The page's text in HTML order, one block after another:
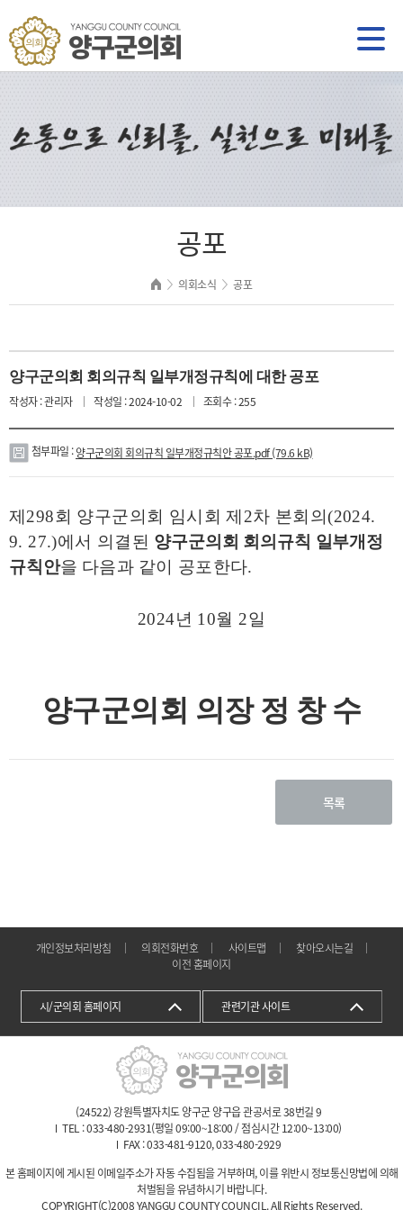
공포
의회소식 공포
양구군의회 회의규칙 일부개정규칙에 대한 공포
작성자 : 관리자 작성일 : 2024-10-02 조회수 : 255
스오
일
첨부파일 :양구군의회 회의규칙 일부개정규칙안 공포.pdf (79.6 kB)
제 298회 양구군의회 임시회 제 2차 본회의(2024.
9. 27.)에서 의결된 양구군의회 회의규칙 일부개정
규칙안을 다음과 같이 공포한다.
2024년 10월 2일
양구군의회 의장 정 창 수
목록
개인정보처리방침 의회전화번호 사이트맵
찾아오시는길
이전 홈페이지
시/군의회 홈페이지 관련기관 사이트
(24522) 강원특별자치도 양구군 양구읍 관공서로 38번길 9
TEL : 033-480-2931(평일 09:00~18:00 / 점심시간 12:00~13:00)
FAX : 033-481-9120, 033-480-2929
본 홈페이지에 게시된 이메일주소가 자동 수집됨을 거부하며, 이를 위반시 정보통신망법에 의해
처벌됨을 유념하시기 바랍니다.
COPYRIGHT(C)2008 YANGGU COUNTY COUNCIL. All Rights Reserved.